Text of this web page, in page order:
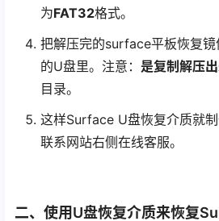
为FAT32格式。
把解压完的surface平板恢复
的U盘里。注意： 是复制解压
目录。
这样Surface U盘恢复介质就
联系网站右侧在线客服。
二、使用U盘恢复介质来恢复